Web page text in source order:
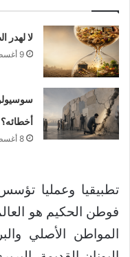
لا لهدر
9 أغسطس، 2026
أخطائه؟
8 أغسطس، 2026
تطبيقيا وعمليا
فوطن الحكيم هو
المواطن الأصلي